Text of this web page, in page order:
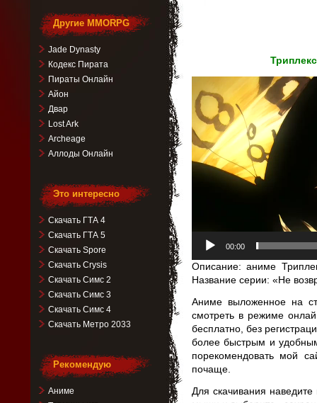
00:00
Описание: аниме
Название серии: «Не
Аниме выложенное на
смотреть в режиме
бесплатно, без
более быстрым и
порекомендовать мой
почаще.
Для скачивания
Другие MMORPG
Jade Dynasty
Кодекс Пирата
Пираты Онлайн
Айон
Двар
Lost Ark
Archeage
Аллоды Онлайн
Это интересно
Скачать ГТА 4
Скачать ГТА 5
Скачать Spore
Скачать Crysis
Скачать Симс 2
Скачать Симс 3
Скачать Симс 4
Скачать Метро 2033
Рекомендую
Аниме